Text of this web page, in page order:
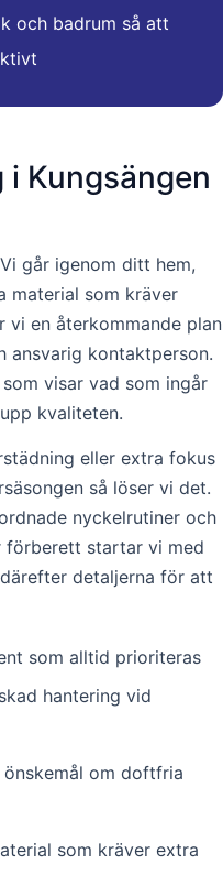
och badrum så att
Kungsängen
går igenom ditt hem,
material som kräver
vi en återkommande plan
ansvarig kontaktperson.
visar vad som ingår
kvaliteten.
eller extra fokus
så löser vi det.
nyckelrutiner och
förberett startar vi med
detaljerna för att
som alltid prioriteras
hantering vid
om doftfria
som kräver extra